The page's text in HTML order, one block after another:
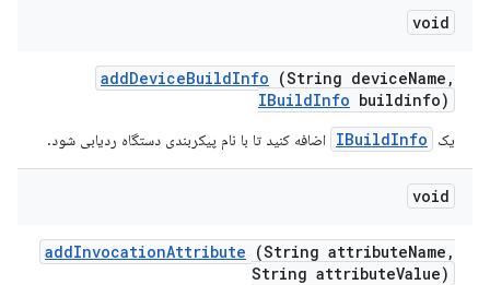
void
addDeviceBuildInfo (String deviceName ,
IBuildInfo buildinfo)
یک IBuildInfo اضافه کنید تا با نام پیکربندی دستگاه ردیابی شود.
void
addInvocationAttribute (String attributeName ,
String attributeValue)